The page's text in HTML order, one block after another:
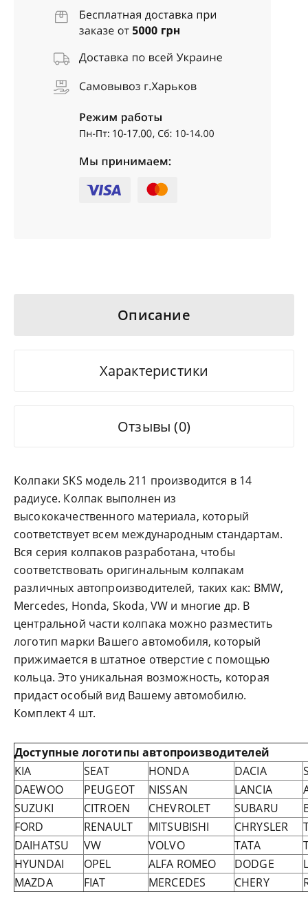
Описание
Характеристики
Отзывы (0)
Колпаки SKS модель 211 производится в 14
радиусе. Колпак выполнен из
высококачественного материала, который
соответствует всем международным стандартам.
Вся серия колпаков разработана, чтобы
соответствовать оригинальным колпакам
различных автопроизводителей, таких как: BMW,
Mercedes, Honda, Skoda, VW и многие др. В
центральной части колпака можно разместить
логотип марки Вашего автомобиля, который
прижимается в штатное отверстие с помощью
кольца. Это уникальная возможность, которая
придаст особый вид Вашему автомобилю.
Комплект 4 шт.
Доступные логотипы автопроизводителей
KIA
SEAT HONDA DACIA
DAEWOO
PEUGEOT NISSAN LANCIA
SUZUKI
CITROEN CHEVROLET SUBARU
FORD
RENAULT MITSUBISHI CHRYSLER
DAIHATSU
VW VOLVO TATA
HYUNDAI
OPEL ALFA ROMEO DODGE
MAZDA
FIAT MERCEDES CHERY